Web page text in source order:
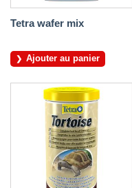
Tetra wafer mix
Ajouter au panier